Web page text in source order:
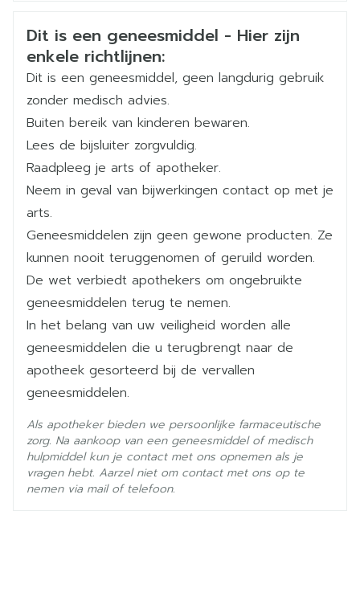
Als er na zeven dagen bij de maximale dosering
geen verbetering gezien wordt, is het
onwaarschijnlijk dat het voortzetten van de
behandeling zinvol is
Merken Pharmanovia
Breedte 48 mm
Lengte 87 mm
Diepte 45 mm
Hoeveelheid
Verpakking
112
Actieve
Ingrediënten
tetrabenazine
Behoud
Kamertemperatuur (15°C -
25°C)
Veiligheidsinformatie
Dit is een geneesmiddel - Hier zijn
enkele richtlijnen:
Dit is een geneesmiddel, geen langdurig gebruik
zonder medisch advies.
Buiten bereik van kinderen bewaren.
Lees de bijsluiter zorgvuldig.
Raadpleeg je arts of apotheker.
Neem in geval van bijwerkingen contact op met je
arts.
Geneesmiddelen zijn geen gewone producten. Ze
kunnen nooit teruggenomen of geruild worden.
De wet verbiedt apothekers om ongebruikte
geneesmiddelen terug te nemen.
In het belang van uw veiligheid worden alle
geneesmiddelen die u terugbrengt naar de
apotheek gesorteerd bij de vervallen
geneesmiddelen.
Als apotheker bieden we persoonlijke farmaceutische
zorg. Na aankoop van een geneesmiddel of medisch
hulpmiddel kun je contact met ons opnemen als je
vragen hebt. Aarzel niet om contact met ons op te
nemen via mail of telefoon.